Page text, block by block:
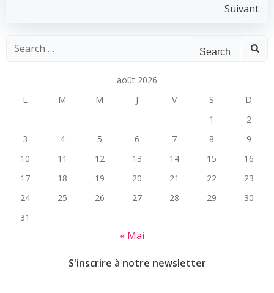
navigation
Suivant
Search
août 2026
L
M M J V S
D
1
2
3
4 5 6 7 8
9
10
11 12 13 14 15
16
17
18 19 20 21 22
23
24
25 26 27 28 29
30
31
« Mai
S'inscrire à notre newsletter